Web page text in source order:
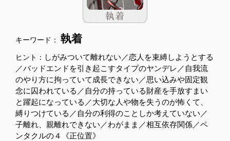
キーワード： 執着
ヒント： しがみついて離れない／恋人を束縛しようとする
／バッドエンドを引き起こすタイプのヤンデレ／自我流
のやり方に拘っていて成長できない／思い込みや固定観
念に囚われている／自分の持っている財産を手放すまい
と躍起になっている／大切な人や物を失うのが怖くて、
縛りつけている／自分の利得のことしか考えていない／
子離れ、親離れできない／わがまま／相互依存関係／ペ
ンタクルの４《正位置》